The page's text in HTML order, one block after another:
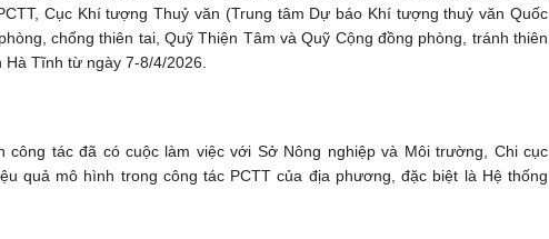
Cục Khí tượng Thuỷ văn (Trung tâm Dự báo Khí tượng thuỷ văn Quốc
chống thiên tai, Quỹ Thiện Tâm và Quỹ Cộng đồng phòng, tránh thiên
Hà Tĩnh từ ngày 7-8/4/2026.
tác đã có cuộc làm việc với Sở Nông nghiệp và Môi trường, Chi cục
quả mô hình trong công tác PCTT của địa phương, đặc biệt là Hệ thống